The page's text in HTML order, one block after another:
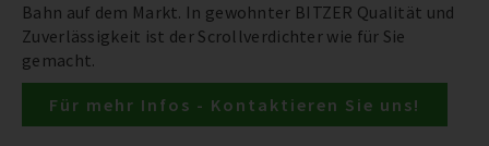
Bahn auf dem Markt. In gewohnter BITZER Qualität und
Zuverlässigkeit ist der Scrollverdichter wie für Sie
gemacht.
Für mehr Infos - Kontaktieren Sie uns!